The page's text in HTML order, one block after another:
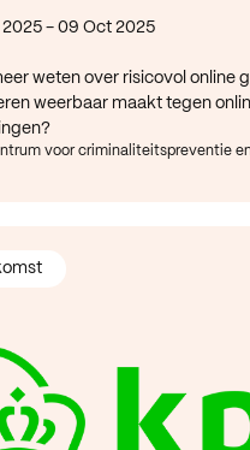
- 09 Oct 2025
weten over risicovol online
weerbaar maakt tegen
voor criminaliteitspreventie